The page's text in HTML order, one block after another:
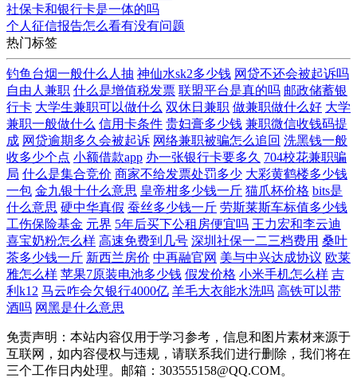
社保卡和银行卡是一体的吗
个人征信报告怎么看有没有问题
热门标签
钓鱼台烟一般什么人抽 神仙水sk2多少钱 网贷不还会被起诉吗
自由人兼职 什么是增值税发票 联盟平台是真的吗 邮政储蓄银
行卡 大学生兼职可以做什么 双休日兼职 做兼职做什么好 大学
兼职一般做什么 信用卡条件 贵妇膏多少钱 兼职微信收钱码提
成 网贷逾期多久会被起诉 网络兼职被骗怎么追回 洗黑钱一般
收多少个点 小额借款app 办一张银行卡要多久 704校花兼职骗
局 什么是集合竞价 商家不给发票处罚多少 大彩黄鹤楼多少钱
一包 金九银十什么意思 皇帝柑多少钱一斤 猫爪杯价格 bits是
什么意思 硬中华真假 蚕丝多少钱一斤 劳斯莱斯车标值多少钱
工伤保险基金 元界 5年后买下公租房便宜吗 王力宏和李云迪
喜宝奶粉怎么样 高速免费到几号 深圳社保一二三档费用 桑叶
茶多少钱一斤 新西兰房价 中再融官网 美与中兴达成协议 欧莱
雅怎么样 苹果7原装电池多少钱 假发价格 小米手机怎么样 吉
利k12 马云咋会欠银行4000亿 羊毛大衣能水洗吗 高铁可以带
酒吗 网黑是什么意思
免责声明：本站内容仅用于学习参考，信息和图片素材来源于
互联网，如内容侵权与违规，请联系我们进行删除，我们将在
三个工作日内处理。邮箱：303555158@QQ.COM。